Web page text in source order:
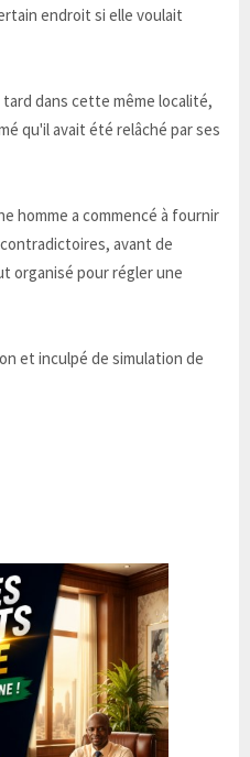
endroit si elle voulait
dans cette même localité,
qu'il avait été relâché par ses
homme a commencé à fournir
avant de
organisé pour régler une
et inculpé de simulation de